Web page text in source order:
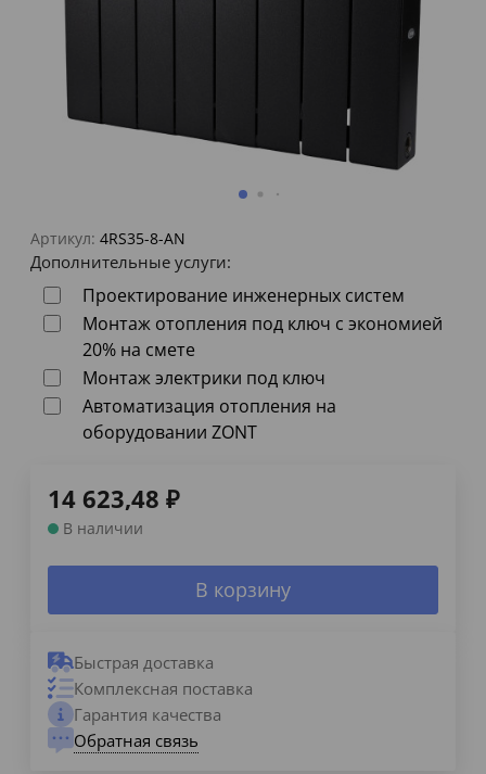
Артикул: 4RS35-8-AN
Дополнительные услуги:
Проектирование инженерных систем
Монтаж отопления под ключ с экономией
20% на смете
Монтаж электрики под ключ
Автоматизация отопления на
оборудовании ZONT
14 623,48 ₽
В наличии
В корзину
Быстрая доставка
Комплексная поставка
Гарантия качества
Обратная связь